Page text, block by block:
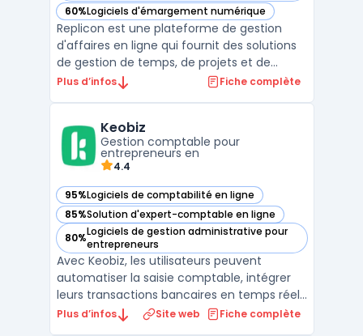
60%Logiciels d'émargement numérique
— voir Replicon dans cette catégorie
Replicon est une plateforme de gestion
d'affaires en ligne qui fournit des solutions
de gestion de temps, de projets et de
feuilles de temps. Elle permet à ses
et de suivre les projets, ainsi que d'analyser l
...
Plus d’infos Fiche complète
Keobiz
Gestion comptable pour
entrepreneurs en
4.4
95%Logiciels de comptabilité en ligne
— voir Keobiz dans cette catégorie
85%Solution d'expert-comptable en ligne
— voir Keobiz dans cette catégorie
80%Logiciels de gestion administrative pour
entrepreneurs
— voir Keobiz dans cette catégorie
Avec Keobiz, les utilisateurs peuvent
automatiser la saisie comptable, intégrer
leurs transactions bancaires en temps réel,
gérer la paie avec précision et suivre leur
Plus d’infos Site web Fiche complète